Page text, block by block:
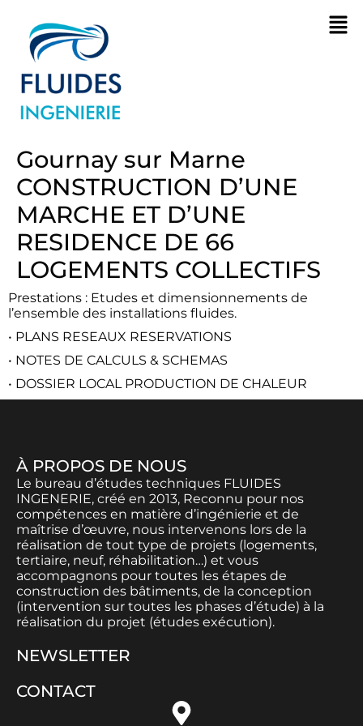
Gournay sur Marne
CONSTRUCTION D’UNE
MARCHE ET D’UNE
RESIDENCE DE 66
LOGEMENTS COLLECTIFS
Prestations : Etudes et dimensionnements de
l’ensemble des installations fluides.
• PLANS RESEAUX RESERVATIONS
• NOTES DE CALCULS & SCHEMAS
• DOSSIER LOCAL PRODUCTION DE CHALEUR
À PROPOS DE NOUS
Le bureau d’études techniques FLUIDES
INGENERIE, créé en 2013, Reconnu pour nos
compétences en matière d’ingénierie et de
maîtrise d’œuvre, nous intervenons lors de la
réalisation de tout type de projets (logements,
tertiaire, neuf, réhabilitation…) et vous
accompagnons pour toutes les étapes de
construction des bâtiments, de la conception
(intervention sur toutes les phases d’étude) à la
réalisation du projet (études exécution).
NEWSLETTER
CONTACT